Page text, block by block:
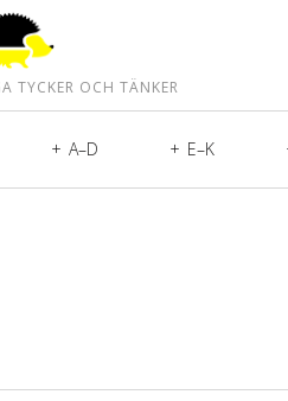
TYCKER OCH TÄNKER
A–D E–K